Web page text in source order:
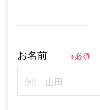
お名前 ※必須